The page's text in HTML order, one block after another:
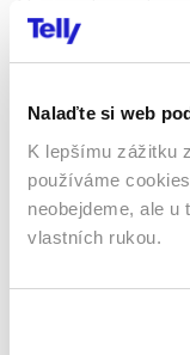
Nalaďte si web
K lepšímu zážitku
používáme
neobejdeme, ale
vlastních rukou.
středoškolské
na absence – po
musí obejít bez
Zahraniční kritici i
shodují v jednom:
osudovosti. Už to
drama. Vizuálně je
čaruje se světlem a